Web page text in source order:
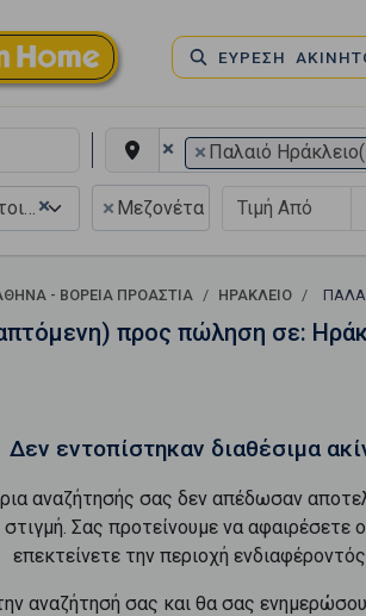
ΕΥΡΕΣΗ
× × Παλαιό
× × Μεζονέτα Εφαπτόμενη
- ΒΌΡΕΙΑ ΠΡΟΆΣΤΙΑ ΗΡΆΚΛΕΙΟ
προς πώληση σε:
Δεν εντοπίστηκαν διαθέσιμα
αναζήτησής σας δεν απέδωσαν
Σας προτείνουμε να αφαιρέσετε
επεκτείνετε την περιοχή
αναζήτησή σας και θα σας